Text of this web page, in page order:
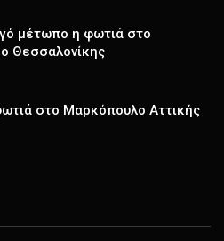
μέτωπο η φωτιά στο
Θεσσαλονίκης
στο Μαρκόπουλο Αττικής